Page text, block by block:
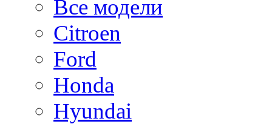
Все модели
Citroen
Ford
Honda
Hyundai